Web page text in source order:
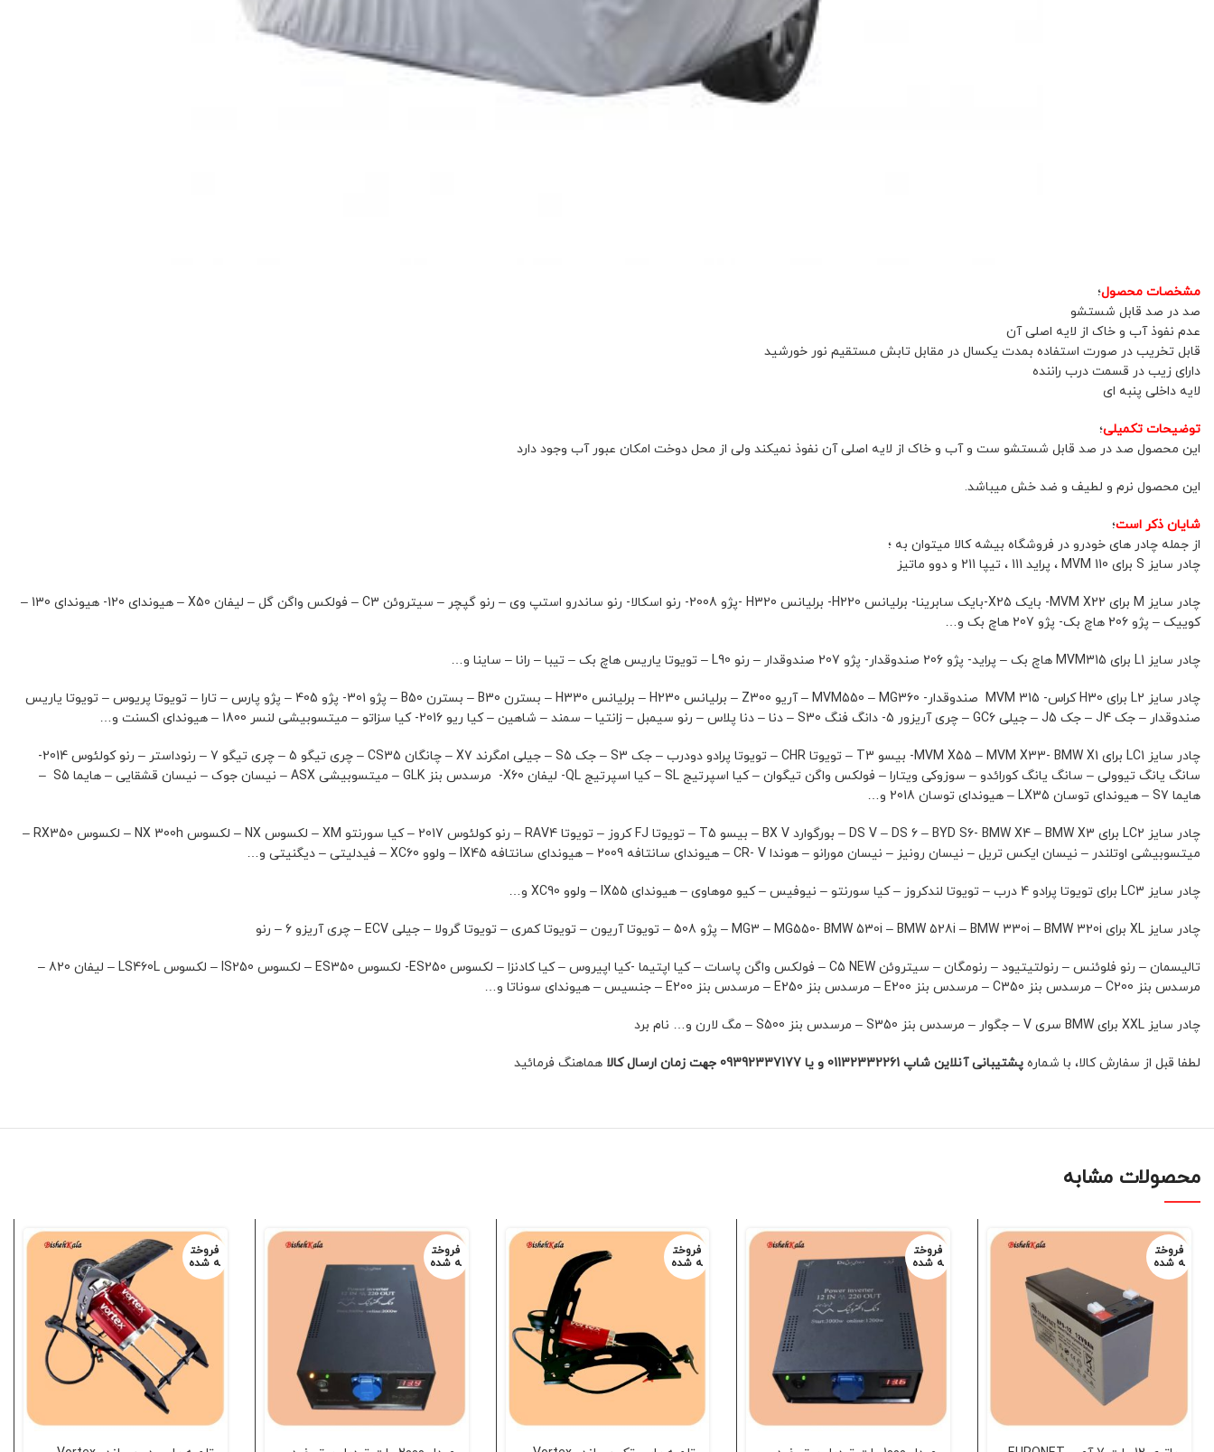
مشخصات محصول؛
صد در صد قابل شستشو
عدم نفوذ آب و خاک از لایه اصلی آن
قابل تخریب در صورت استفاده بمدت یکسال در مقابل تابش مستقیم نور خورشید
دارای زیب در قسمت درب راننده
لایه داخلی پنبه ای
توضیحات تکمیلی؛
این محصول صد در صد قابل شستشو ست و آب و خاک از لایه اصلی آن نفوذ نمیکند ولی از محل دوخت امکان عبور آب وجود دارد
این محصول نرم و لطیف و ضد خش میباشد.
شایان ذکر است؛
از جمله چادر های خودرو در فروشگاه بیشه کالا میتوان به ؛
چادر سایز S برای MVM 110 ، پراید 111 ، تیپا 211 و دوو ماتیز
چادر سایز M برای MVM X22- بایک X25-بایک سابرینا- برلیانس H220- برلیانس H320 -پژو 2008- رنو اسکالا- رنو ساندرو استپ وی – رنو گپچر – سیتروئن C3 – فولکس واگن گل – لیفان X50 – هیوندای 120- هیوندای 130 –
کوییک – پژو 206 هاچ بک- پژو 207 هاچ بک و…
چادر سایز L1 برای MVM315 هاچ بک – پراید- پژو 206 صندوقدار- پژو 207 صندوقدار – رنو L90 – تویوتا یاریس هاچ بک – تیبا – رانا – ساینا و…
چادر سایز L2 برای H30 کراس- MVM 315 صندوقدار- MVM550 – MG360 – آریو Z300 – برلیانس H230 – برلیانس H330 – بسترن B30 – بسترن B50 – پژو 301- پژو 405 – پژو پارس – تارا – تویوتا پریوس – تویوتا یاریس
صندوقدار – جک J4 – جک J5 – جیلی GC6 – چری آریزور 5- دانگ فنگ S30 – دنا – دنا پلاس – رنو سیمبل – زانتیا – سمند – شاهین – کیا ریو 2016- کیا سزاتو – میتسوبیشی لنسر 1800 – هیوندای اکسنت و…
چادر سایز LC1 برای MVM X55 – MVM X33- BMW X1- بیسو T3 – تویوتا CHR – تویوتا پرادو دودرب – جک S3 – جک S5 – جیلی امگرند X7 – چانگان CS35 – چری تیگو 5 – چری تیگو 7 – رنوداستر – رنو کولئوس 2014-
سانگ یانگ تیوولی – سانگ یانگ کورائدو – سوزوکی ویتارا – فولکس واگن تیگوان – کیا اسپرتیج SL – کیا اسپرتیج QL- لیفان X60- مرسدس بنز GLK – میتسوبیشی ASX – نیسان جوک – نیسان قشقایی – هایما S5 –
هایما S7 – هیوندای توسان LX35 – هیوندای توسان 2018 و…
چادر سایز LC2 برای DS V – DS 6 – BYD S6- BMW X4 – BMW X3 – بورگوارد BX V – بیسو T5 – تویوتا FJ کروز – تویوتا RAV4 – رنو کولئوس 2017 – کیا سورنتو XM – لکسوس NX – لکسوس NX 300h – لکسوس RX350 –
میتسوبیشی اوتلندر – نیسان ایکس تریل – نیسان رونیز – نیسان مورانو – هوندا CR- V – هیوندای سانتافه 2009 – هیوندای سانتافه IX45 – ولوو XC60 – فیدلیتی – دیگنیتی و…
چادر سایز LC3 برای تویوتا پرادو 4 درب – تویوتا لندکروز – کیا سورنتو – نیوفیس – کیو موهاوی – هیوندای IX55 – ولوو XC90 و…
چادر سایز XL برای MG3 – MG550- BMW 530i – BMW 528i – BMW 330i – BMW 320i – پژو 508 – تویوتا آریون – تویوتا کمری – تویوتا گرولا – جیلی ECV – چری آریزو 6 – رنو
تالیسمان – رنو فلوئنس – رنولتیتیود – رنومگان – سیتروئن C5 NEW – فولکس واگن پاسات – کیا اپتیما -کیا اپیروس – کیا کادنزا – لکسوس ES250- لکسوس ES350 – لکسوس IS250 – لکسوس LS460L – لیفان 820 –
مرسدس بنز C200 – مرسدس بنز C350 – مرسدس بنز E200 – مرسدس بنز E250 – مرسدس بنز E200 – جنسیس – هیوندای سوناتا و…
چادر سایز XXL برای BMW سری V – جگوار – مرسدس بنز S350 – مرسدس بنز S500 – مگ لارن و… نام برد
لطفا قبل از سفارش کالا، با شماره پشتیبانی آنلاین شاپ 01132332261 و یا 09392337177 جهت زمان ارسال کالا هماهنگ فرمائید
محصولات مشابه
فروخت
ه شده
فروخت
ه شده
فروخت
ه شده
فروخت
ه شده
فروخت
ه شده